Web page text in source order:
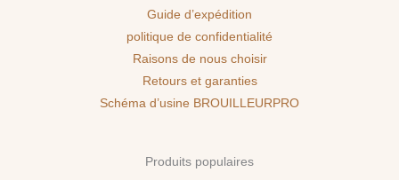
Guide d’expédition
politique de confidentialité
Raisons de nous choisir
Retours et garanties
Schéma d’usine BROUILLEURPRO
Produits populaires